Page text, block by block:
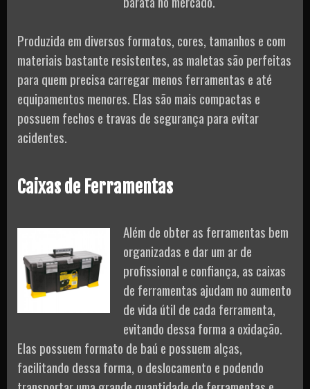
Produzida em diversos formatos, cores, tamanhos e com
materiais bastante resistentes, as maletas são perfeitas
para quem precisa carregar menos ferramentas e até
equipamentos menores. Elas são mais compactas e
possuem fechos e travas de segurança para evitar
acidentes.
Caixas de Ferramentas
Além de obter as ferramentas bem
organizadas e dar um ar de
profissional e confiança, as caixas
de ferramentas ajudam no aumento
de vida útil de cada ferramenta,
evitando dessa forma a oxidação.
Elas possuem formato de baú e possuem alças,
facilitando dessa forma, o deslocamento e podendo